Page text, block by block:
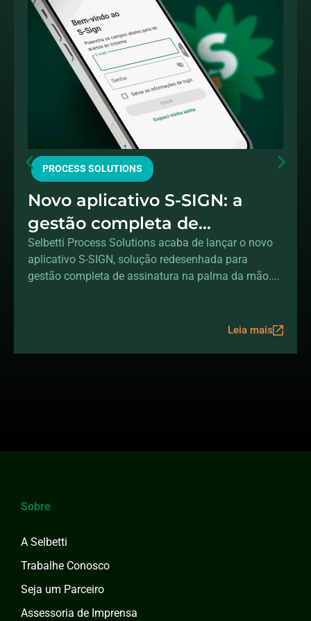
PROCESS SOLUTIONS
Novo aplicativo S-SIGN: a
gestão completa de
assinaturas na sua mão
Selbetti Process Solutions acaba de lançar o novo
aplicativo S-SIGN, solução redesenhada para
gestão completa de assinatura na palma da mão....
Leia mais
Sobre
A Selbetti
Trabalhe Conosco
Seja um Parceiro
Assessoria de Imprensa